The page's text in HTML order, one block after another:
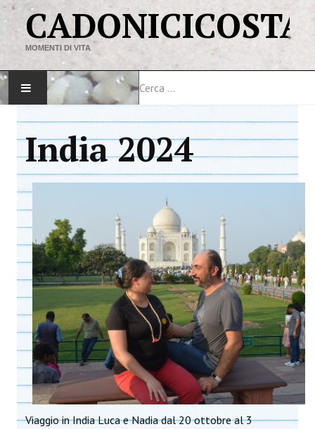
CADONICICOSTA
MOMENTI DI VITA
HOME
MAPPA DEL SITO
VIAGGI
LINK
India 2024
Viaggio in India Luca e Nadia dal 20 ottobre al 3